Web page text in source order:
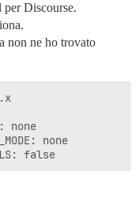
per Discourse.
non ne ho trovato
none
none